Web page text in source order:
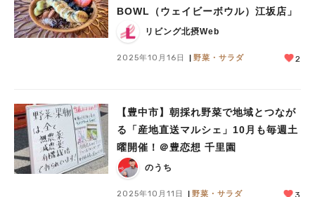
BOWL（ウェイビーボウル）江坂店」
リビング北摂Web
2025年10月16日 野菜・サラダ 2
【豊中市】朝採れ野菜で地域とつなが
る「産地直送マルシェ」10月も毎週土
曜開催！＠豊恋想 千里園
のうち
2025年10月11日 野菜・サラダ 3